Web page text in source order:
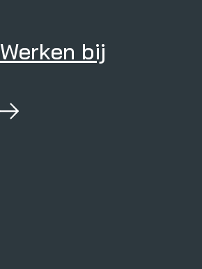
Werken bij